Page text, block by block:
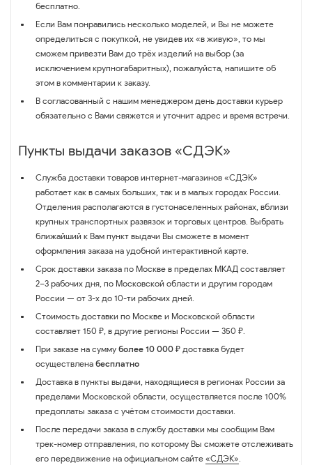
бесплатно.
Если Вам понравились несколько моделей, и Вы не можете
определиться с покупкой, не увидев их «в живую», то мы
сможем привезти Вам до трёх изделий на выбор (за
исключением крупногабаритных), пожалуйста, напишите об
этом в комментарии к заказу.
В согласованный с нашим менеджером день доставки курьер
обязательно с Вами свяжется и уточнит адрес и время встречи.
Пункты выдачи заказов «СДЭК»
Служба доставки товаров интернет-магазинов «СДЭК»
работает как в самых больших, так и в малых городах России.
Отделения располагаются в густонаселенных районах, вблизи
крупных транспортных развязок и торговых центров. Выбрать
ближайший к Вам пункт выдачи Вы сможете в момент
оформления заказа на удобной интерактивной карте.
Срок доставки заказа по Москве в пределах МКАД составляет
2–3 рабочих дня, по Московской области и другим городам
России — от 3-х до 10-ти рабочих дней.
Стоимость доставки по Москве и Московской области
составляет 150 ₽, в другие регионы России — 350 ₽.
При заказе на сумму более 10 000 ₽ доставка будет
осуществлена бесплатно
Доставка в пункты выдачи, находящиеся в регионах России за
пределами Московской области, осуществляется после 100%
предоплаты заказа с учётом стоимости доставки.
После передачи заказа в службу доставки мы сообщим Вам
трек-номер отправления, по которому Вы сможете отслеживать
его передвижение на официальном сайте «СДЭК».